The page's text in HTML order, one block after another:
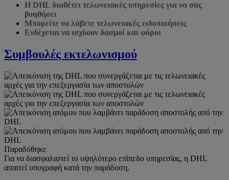
Η DHL διαθέτει τελωνειακές υπηρεσίες για να σας
βοηθήσει
Μπορείτε να λάβετε τελωνειακές ειδοποιήσεις
Ενδέχεται να ισχύουν δασμοί και φόροι
Συμβουλές εκτελωνισμού
Παραδόθηκε
Για να διασφαλιστεί το υψηλότερο επίπεδο υπηρεσίας, η DHL
απαιτεί υπογραφή κατά την παράδοση.